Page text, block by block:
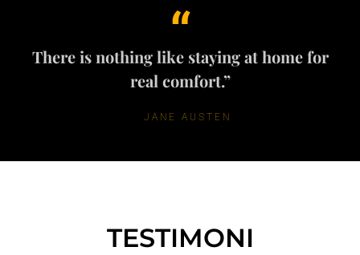
“
There is nothing like staying at home for
real comfort.”
JANE AUSTEN
TESTIMONI